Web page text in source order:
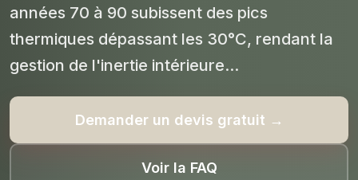
années 70 à 90 subissent des pics
thermiques dépassant les 30°C, rendant la
gestion de l'inertie intérieure...
Demander un devis gratuit →
Voir la FAQ